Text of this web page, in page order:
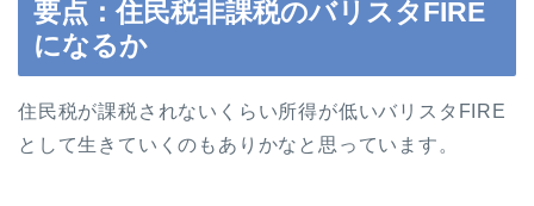
要点：住民税非課税のバリスタFIRE
になるか
住民税が課税されないくらい所得が低いバリスタFIRE
として生きていくのもありかなと思っています。